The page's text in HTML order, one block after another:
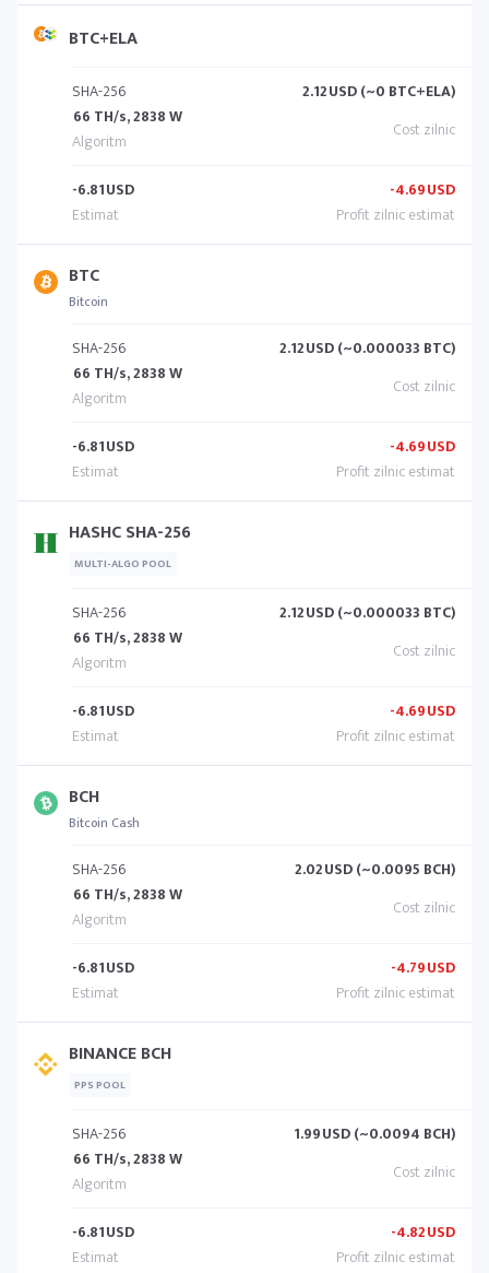
BTC+ELA
SHA-256
66 TH/s, 2838 W
2.12USD (~0 BTC+ELA)
-6.81USD -4.69USD
BTC
Bitcoin
SHA-256
66 TH/s, 2838 W
2.12USD (~0.000033 BTC)
-6.81USD -4.69USD
HASHC SHA-256
MULTI-ALGO POOL
SHA-256
66 TH/s, 2838 W
2.12USD (~0.000033 BTC)
-6.81USD -4.69USD
BCH
Bitcoin Cash
SHA-256
66 TH/s, 2838 W
2.02USD (~0.0095 BCH)
-6.81USD -4.79USD
BINANCE BCH
PPS POOL
SHA-256
66 TH/s, 2838 W
1.99USD (~0.0094 BCH)
-6.81USD -4.82USD